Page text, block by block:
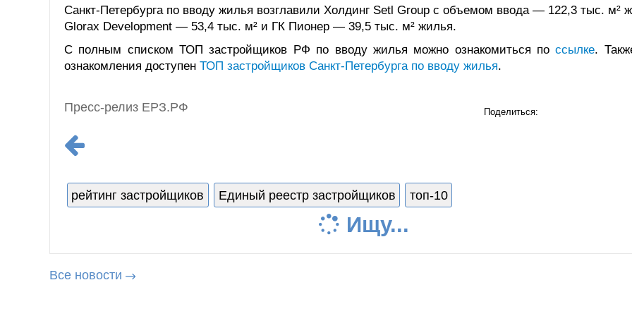
Санкт‑Петербурга по вводу жилья возглавили Холдинг Setl Group с объемом ввода — 122,3 тыс. м²
Glorax Development — 53,4 тыс. м² и ГК Пионер — 39,5 тыс. м² жилья.
С полным списком ТОП застройщиков РФ по вводу жилья можно ознакомиться поссылке.
ознакомления доступен ТОП застройщиков Санкт‑Петербурга по вводу жилья.
Пресс-релиз ЕРЗ.РФ Поделиться:
рейтинг застройщиков Единый реестр застройщиков топ-10
Ищу...
Все новости